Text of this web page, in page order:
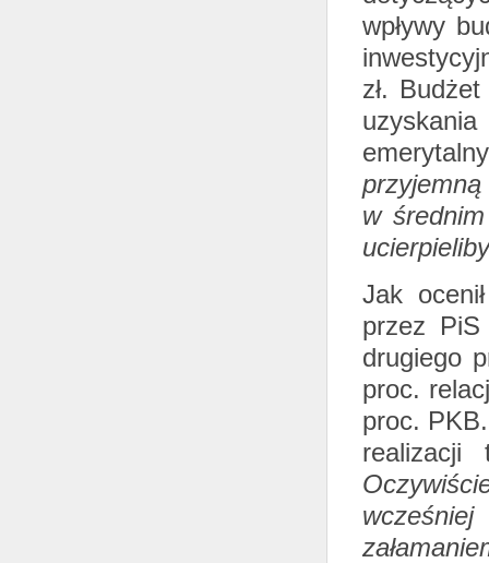
wpływy
zł.
w
Jak
przez PiS
drugiego
proc.
proc.
realizacji